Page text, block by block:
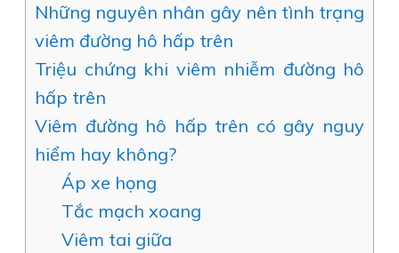
Những nguyên nhân gây nên tình trạng
viêm đường hô hấp trên
Triệu chứng khi viêm nhiễm đường hô
hấp trên
Viêm đường hô hấp trên có gây nguy
hiểm hay không?
Áp xe họng
Tắc mạch xoang
Viêm tai giữa